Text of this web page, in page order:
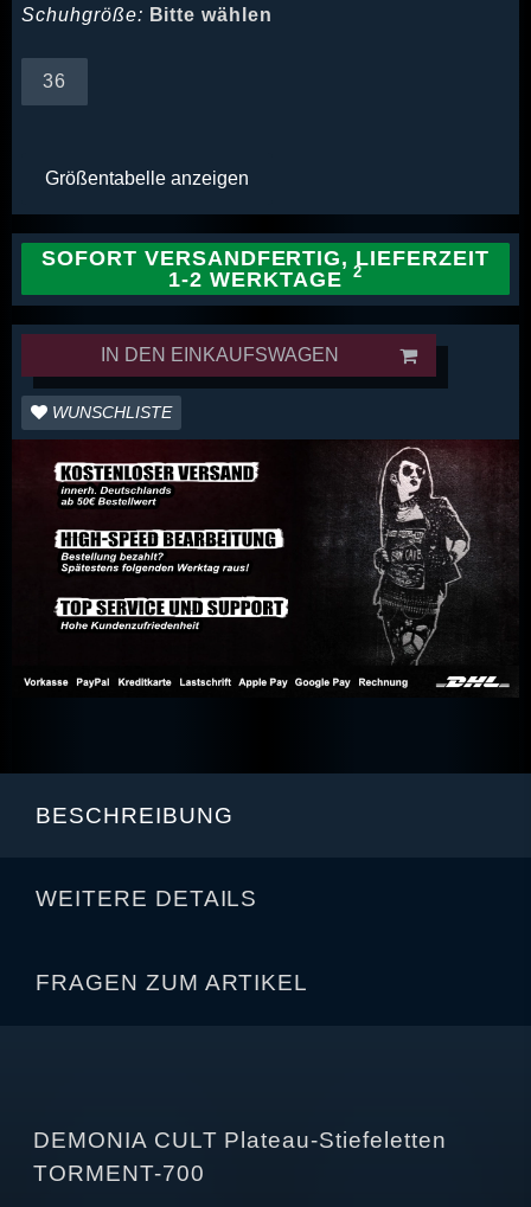
Schuhgröße: Bitte wählen
36
Größentabelle anzeigen
SOFORT VERSANDFERTIG, LIEFERZEIT
1-2 WERKTAGE
IN DEN EINKAUFSWAGEN
WUNSCHLISTE
BESCHREIBUNG
WEITERE DETAILS
FRAGEN ZUM ARTIKEL
DEMONIA CULT Plateau-Stiefeletten
TORMENT-700